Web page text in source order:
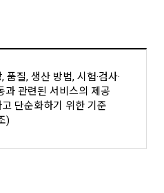
질, 생산 방법, 시험·검사·
과 관련된 서비스의 제공
단순화하기 위한 기준
)